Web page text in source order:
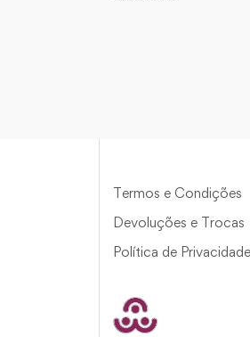
Termos e Condições
Devoluções e Trocas
Política de Privacidade